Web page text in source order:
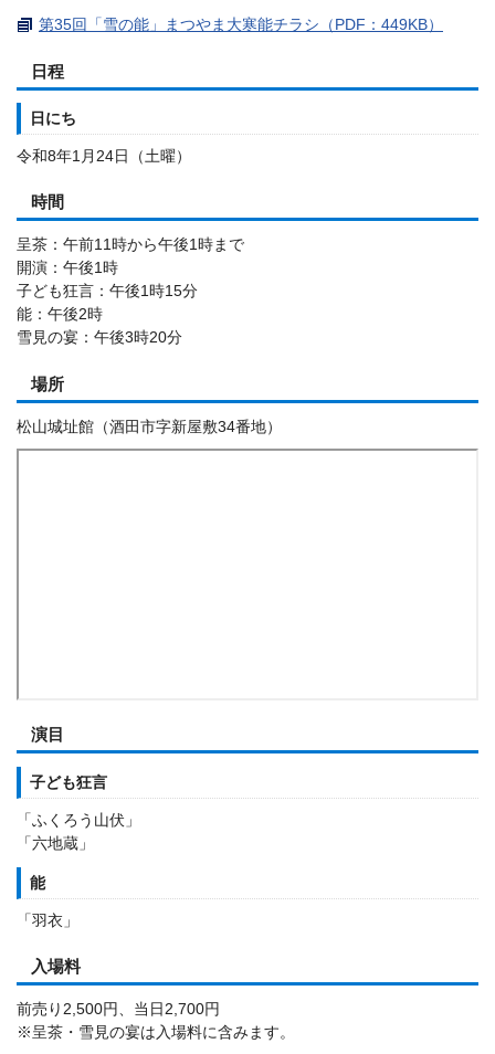
第35回「雪の能」まつやま大寒能チラシ（PDF：449KB）
日程
日にち
令和8年1月24日（土曜）
時間
呈茶：午前11時から午後1時まで
開演：午後1時
子ども狂言：午後1時15分
能：午後2時
雪見の宴：午後3時20分
場所
松山城址館（酒田市字新屋敷34番地）
演目
子ども狂言
「ふくろう山伏」
「六地蔵」
能
「羽衣」
入場料
前売り2,500円、当日2,700円
※呈茶・雪見の宴は入場料に含みます。